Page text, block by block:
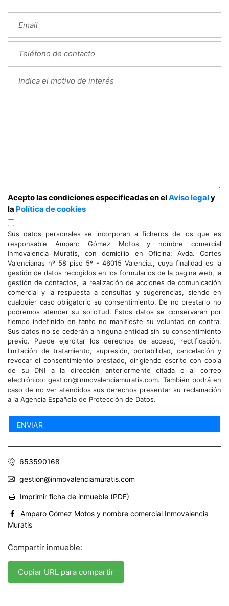
Acepto las condiciones especificadas en elAviso legaly
la Política de cookies
Sus datos personales se incorporan a ficheros de los que es
responsable Amparo Gómez Motos y nombre comercial
Inmovalencia Muratis, con domicilio en Oficina: Avda. Cortes
Valencianas nº 58 piso 5º - 46015 Valencia., cuya finalidad es la
gestión de datos recogidos en los formularios de la pagina web, la
gestión de contactos, la realización de acciones de comunicación
comercial y la respuesta a consultas y sugerencias, siendo en
cualquier caso obligatorio su consentimiento. De no prestarlo no
podremos atender su solicitud. Estos datos se conservaran por
tiempo indefinido en tanto no manifieste su voluntad en contra.
Sus datos no se cederán a ninguna entidad sin su consentimiento
previo. Puede ejercitar los derechos de acceso, rectificación,
limitación de tratamiento, supresión, portabilidad, cancelación y
revocar el consentimiento prestado, dirigiendo escrito con copia
de su DNI a la dirección anteriormente citada o al correo
electrónico: gestion@inmovalenciamuratis.com. También podrá en
caso de no ver atendidos sus derechos presentar su reclamación
a la Agencia Española de Protección de Datos.
653590168
gestion@inmovalenciamuratis.com
Imprimir ficha de inmueble (PDF)
Amparo Gómez Motos y nombre comercial Inmovalencia
Muratis
Compartir inmueble:
Copiar URL para compartir